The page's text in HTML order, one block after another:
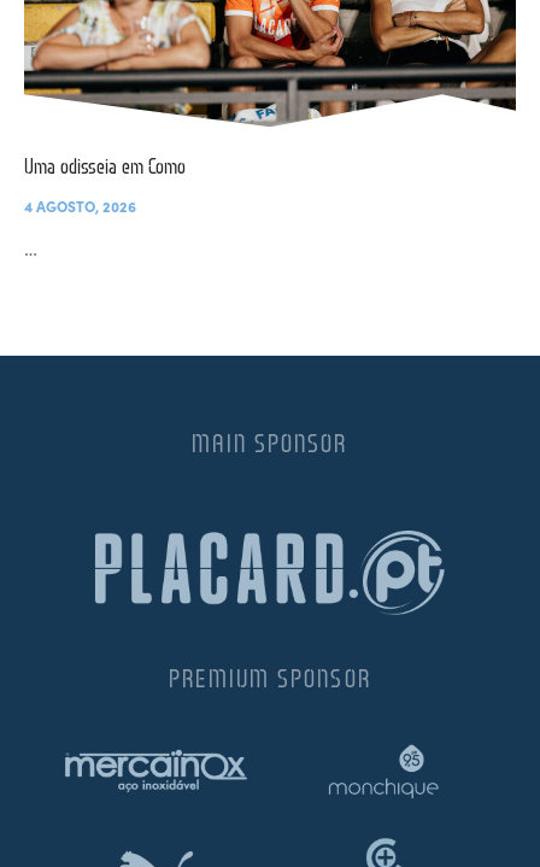
Uma odisseia em Como
4 AGOSTO, 2026
…
MAIN SPONSOR
PREMIUM SPONSOR